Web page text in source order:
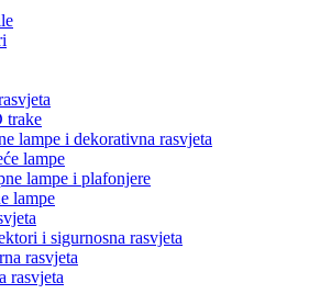
trake
lampe i dekorativna rasvjeta
lampe
lampe i plafonjere
lampe
i sigurnosna rasvjeta
rasvjeta
rasvjeta